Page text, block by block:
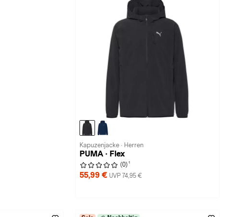
Kapuzenjacke · Herren
PUMA · Flex
(0) 1
55,99 € UVP 74,95 €